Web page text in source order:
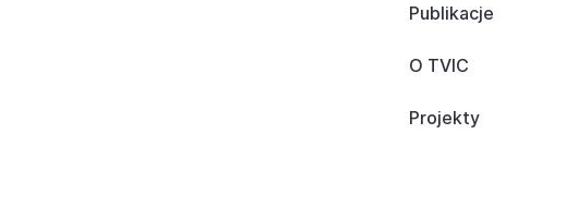
Publikacje
O TVIC
Projekty